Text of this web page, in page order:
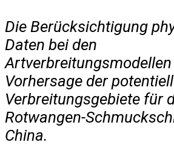
Die Berücksichtigung
Daten bei den
Vorhersage der
Verbreitungsgebiete für
Rotwangen-
China.